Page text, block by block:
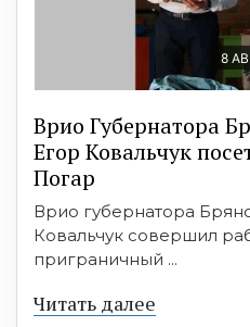
8
Врио Губернатора
Егор Ковальчук
Погар
Врио губернатора
Ковальчук совершил
приграничный ...
Читать далее